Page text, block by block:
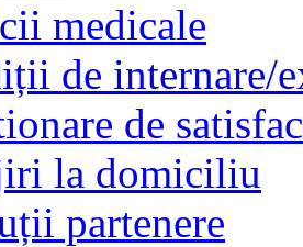
medicale
de internare/
de
la domiciliu
partenere